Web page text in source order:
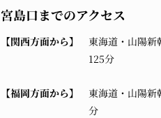
宮島口までのアクセス
【関西方面から】
東海道・山陽新
125分
【福岡方面から】
東海道・山陽
分